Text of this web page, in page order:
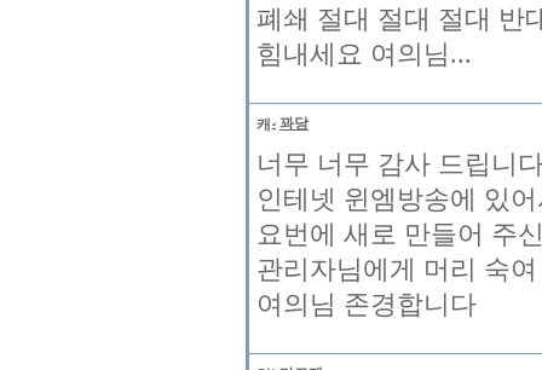
폐쇄 절대 절대 절대 반
힘내세요 여의님...
꽈당
너무 너무 감사 드립니
인테넷 윈엠방송에 있
요번에 새로 만들어 주
관리자님에게 머리 숙
여의님 존경합니다